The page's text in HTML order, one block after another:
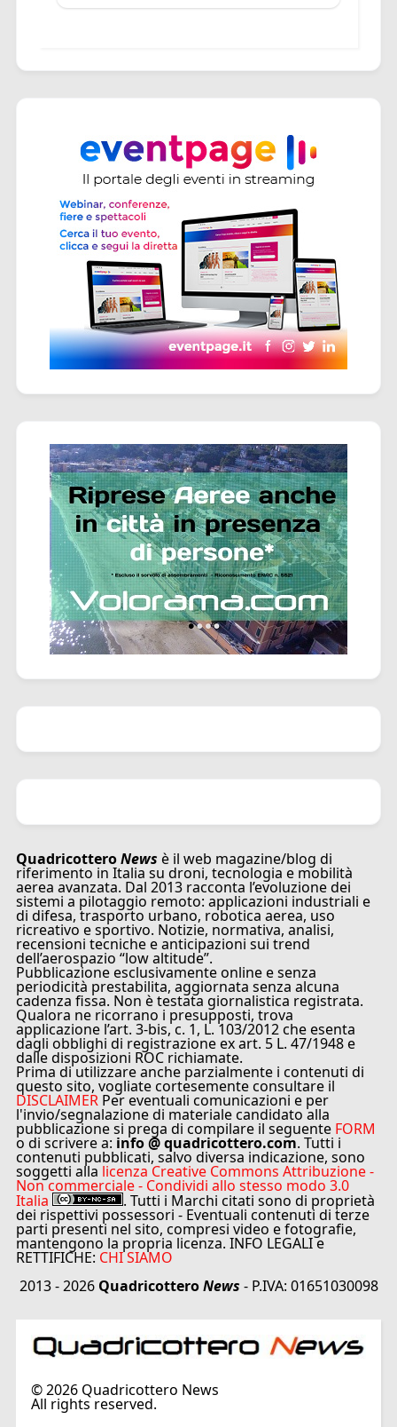
QuadricotteroNews è il web magazine/blog di
riferimento in Italia su droni, tecnologia e mobilità
aerea avanzata. Dal 2013 racconta l’evoluzione dei
sistemi a pilotaggio remoto: applicazioni industriali e
di difesa, trasporto urbano, robotica aerea, uso
ricreativo e sportivo. Notizie, normativa, analisi,
recensioni tecniche e anticipazioni sui trend
dell’aerospazio “low altitude”.
Pubblicazione esclusivamente online e senza
periodicità prestabilita, aggiornata senza alcuna
cadenza fissa. Non è testata giornalistica registrata.
Qualora ne ricorrano i presupposti, trova
applicazione l’art. 3-bis, c. 1, L. 103/2012 che esenta
dagli obblighi di registrazione ex art. 5 L. 47/1948 e
dalle disposizioni ROC richiamate.
Prima di utilizzare anche parzialmente i contenuti di
questo sito, vogliate cortesemente consultare il
DISCLAIMER Per eventuali comunicazioni e per
l'invio/segnalazione di materiale candidato alla
pubblicazione si prega di compilare il seguente FORM
o di scrivere a: info @ quadricottero.com. Tutti i
contenuti pubblicati, salvo diversa indicazione, sono
soggetti alla licenza Creative Commons Attribuzione -
Non commerciale - Condividi allo stesso modo 3.0
Italia . Tutti i Marchi citati sono di proprietà
dei rispettivi possessori - Eventuali contenuti di terze
parti presenti nel sito, compresi video e fotografie,
mantengono la propria licenza. INFO LEGALI e
RETTIFICHE: CHI SIAMO
2013 - 2026 QuadricotteroNews - P.IVA: 01651030098
©2026Quadricottero News
All rights reserved.